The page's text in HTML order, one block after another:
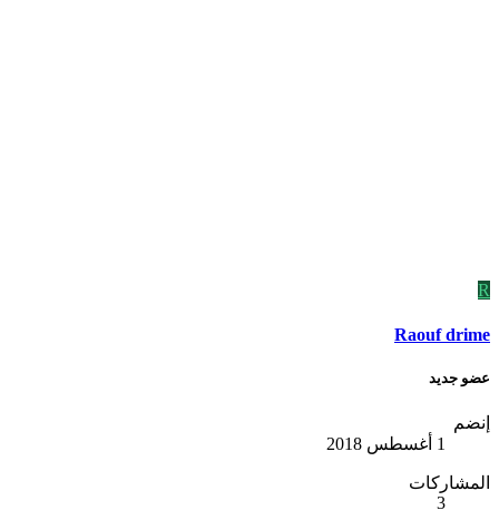
R
Raouf drime
عضو جديد
إنضم
1 أغسطس 2018
المشاركات
3